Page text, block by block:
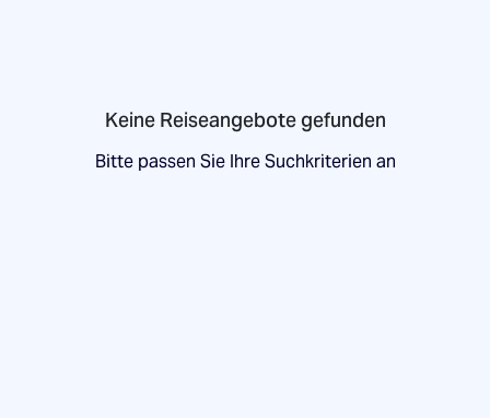
Keine Reiseangebote gefunden
Bitte passen Sie Ihre Suchkriterien an